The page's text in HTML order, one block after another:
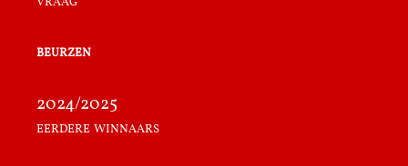
beurzen
2024/2025
eerdere winnaars